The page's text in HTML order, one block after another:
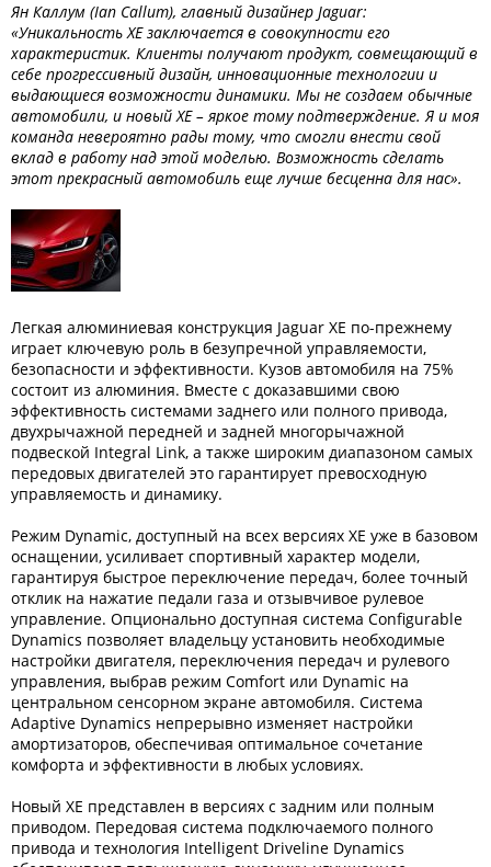
Ян Каллум (Ian Callum), главный дизайнер Jaguar:
«Уникальность XE заключается в совокупности его
характеристик. Клиенты получают продукт, совмещающий в
себе прогрессивный дизайн, инновационные технологии и
выдающиеся возможности динамики. Мы не создаем обычные
автомобили, и новый XE – яркое тому подтверждение. Я и моя
команда невероятно рады тому, что смогли внести свой
вклад в работу над этой моделью. Возможность сделать
этот прекрасный автомобиль еще лучше бесценна для нас».
Легкая алюминиевая конструкция Jaguar XE по-прежнему
играет ключевую роль в безупречной управляемости,
безопасности и эффективности. Кузов автомобиля на 75%
состоит из алюминия. Вместе с доказавшими свою
эффективность системами заднего или полного привода,
двухрычажной передней и задней многорычажной
подвеской Integral Link, а также широким диапазоном самых
передовых двигателей это гарантирует превосходную
управляемость и динамику.
Режим Dynamic, доступный на всех версиях XE уже в базовом
оснащении, усиливает спортивный характер модели,
гарантируя быстрое переключение передач, более точный
отклик на нажатие педали газа и отзывчивое рулевое
управление. Опционально доступная система Configurable
Dynamics позволяет владельцу установить необходимые
настройки двигателя, переключения передач и рулевого
управления, выбрав режим Comfort или Dynamic на
центральном сенсорном экране автомобиля. Система
Adaptive Dynamics непрерывно изменяет настройки
амортизаторов, обеспечивая оптимальное сочетание
комфорта и эффективности в любых условиях.
Новый XE представлен в версиях с задним или полным
приводом. Передовая система подключаемого полного
привода и технология Intelligent Driveline Dynamics